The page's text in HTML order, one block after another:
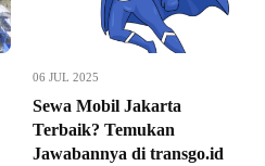
06 JUL 2025
Sewa Mobil Jakarta
Terbaik? Temukan
Jawabannya di transgo.id